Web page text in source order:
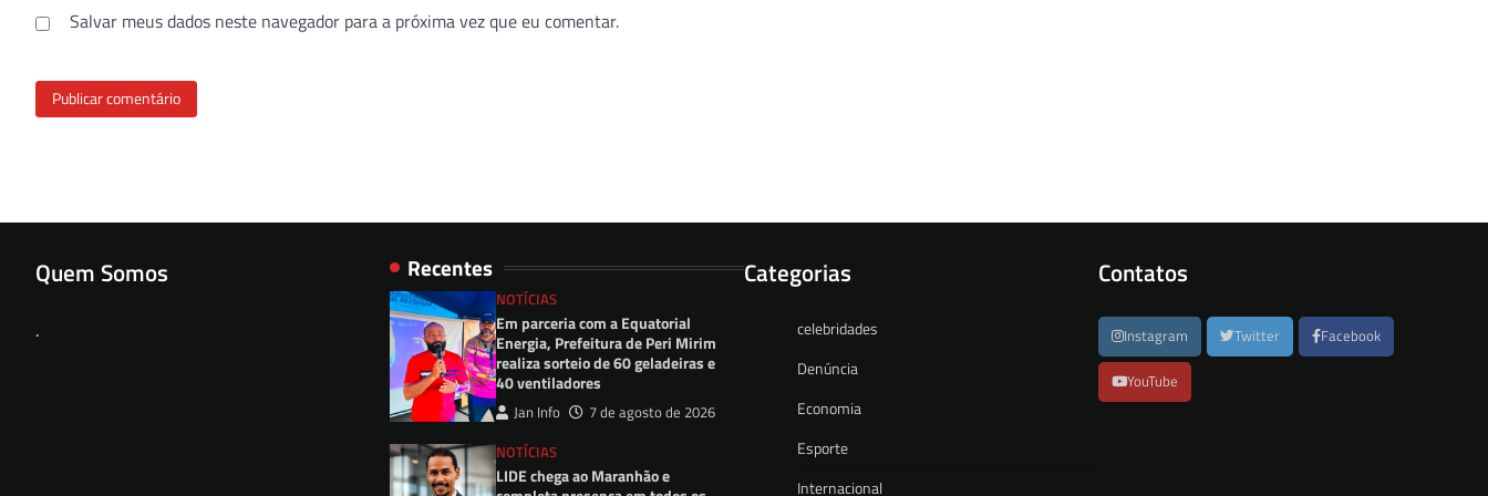
Salvar meus dados neste navegador para a próxima vez que eu comentar.
Quem Somos
.
Recentes
NOTÍCIAS
Em parceria com a Equatorial
Energia, Prefeitura de Peri Mirim
realiza sorteio de 60 geladeiras e
40 ventiladores
Jan Info
7 de agosto de 2026
NOTÍCIAS
LIDE chega ao Maranhão e
Categorias
celebridades
Denúncia
Economia
Esporte
Internacional
Contatos
Instagram Twitter Facebook
YouTube